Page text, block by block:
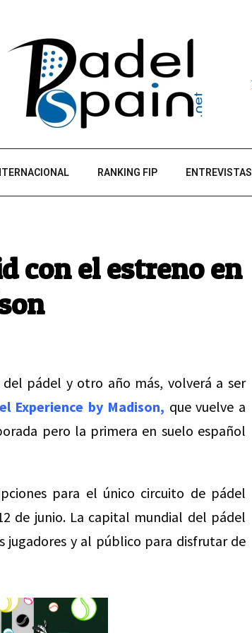
RANKING FIP ENTREVISTAS
con el estreno en
pádel y otro año más, volverá a ser
Experience by Madison, que vuelve a
pero la primera en suelo español
para el único circuito de pádel
de junio. La capital mundial del pádel
jugadores y al público para disfrutar de